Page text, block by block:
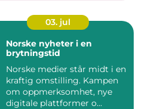
03. jul
Norske nyheter i en
brytningstid
Norske medier står midt i en
kraftig omstilling. Kampen
om oppmerksomhet, nye
digitale plattformer o...